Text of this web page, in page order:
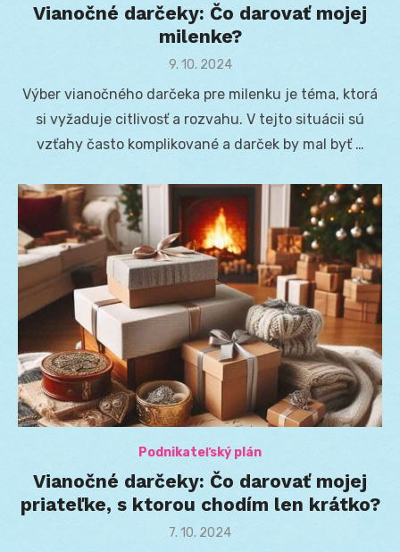
Vianočné darčeky: Čo darovať mojej
milenke?
Posted
9. 10. 2024
Výber vianočného darčeka pre milenku je téma, ktorá
si vyžaduje citlivosť a rozvahu. V tejto situácii sú
vzťahy často komplikované a darček by mal byť …
Podnikateľský plán
Vianočné darčeky: Čo darovať mojej
priateľke, s ktorou chodím len krátko?
Posted
7. 10. 2024